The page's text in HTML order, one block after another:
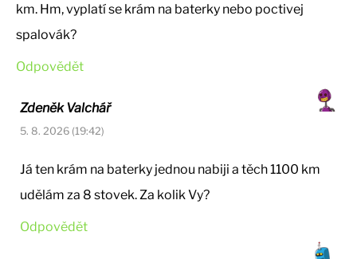
km. Hm, vyplatí se krám na baterky nebo poctivej
spalovák?
Odpovědět
Zdeněk Valchář
5. 8. 2026 (19:42)
Já ten krám na baterky jednou nabiji a těch 1100 km
udělám za 8 stovek. Za kolik Vy?
Odpovědět